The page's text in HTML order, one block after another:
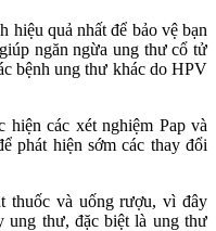
hiệu quả nhất để bảo vệ bạn
ngăn ngừa ung thư cổ tử
bệnh ung thư khác do HPV
hiện các xét nghiệm Pap và
phát hiện sớm các thay đổi
thuốc và uống rượu, vì đây
ung thư, đặc biệt là ung thư